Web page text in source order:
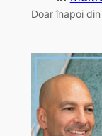
Doar înapoi